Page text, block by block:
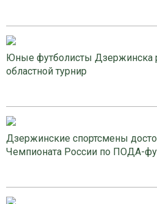
Юные футболисты Дзержинска
областной турнир
Дзержинские спортсмены
Чемпионата России по ПОДА-